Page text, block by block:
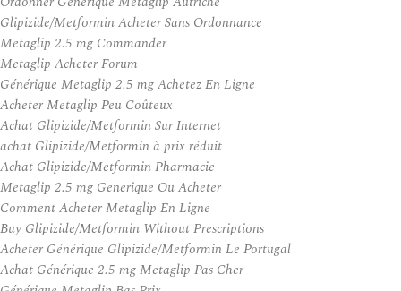
Glipizide/Metformin Acheter Sans Ordonnance
Metaglip 2.5 mg Commander
Metaglip Acheter Forum
Générique Metaglip 2.5 mg Achetez En Ligne
Acheter Metaglip Peu Coûteux
Achat Glipizide/Metformin Sur Internet
achat Glipizide/Metformin à prix réduit
Achat Glipizide/Metformin Pharmacie
Metaglip 2.5 mg Generique Ou Acheter
Comment Acheter Metaglip En Ligne
Buy Glipizide/Metformin Without Prescriptions
Acheter Générique Glipizide/Metformin Le Portugal
Achat Générique 2.5 mg Metaglip Pas Cher